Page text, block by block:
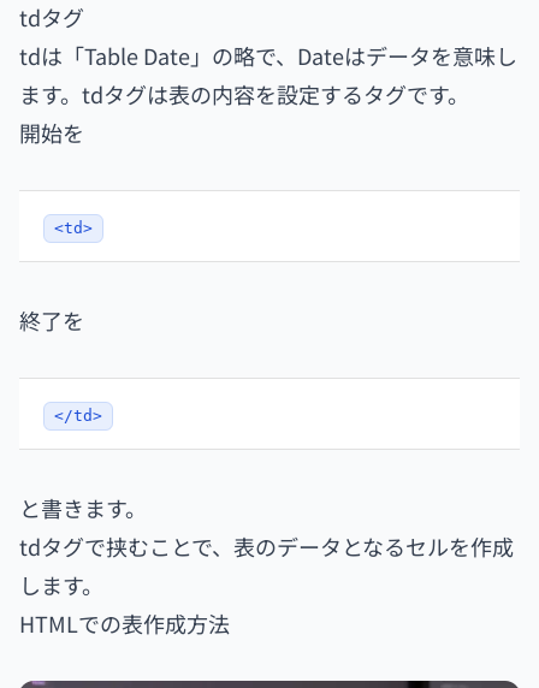
tdタグ
tdは「Table Date」の略で、Dateはデータを意味し
ます。tdタグは表の内容を設定するタグです。
開始を
<td>
終了を
</td>
と書きます。
tdタグで挟むことで、表のデータとなるセルを作成
します。
HTMLでの表作成方法